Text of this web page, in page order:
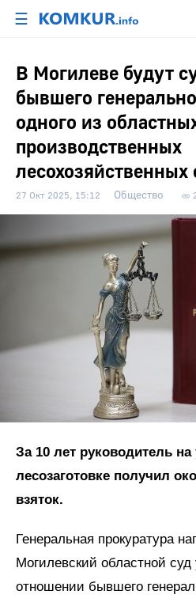
☰
В Могилеве будут
бывшего
одного из
производственных
27 Окт 2025, 15:12 Общество
За 10 лет руководитель на
лесозаготовке получил
взяток.
Генеральная прокуратура
Могилевский областной суд
отношении бывшего